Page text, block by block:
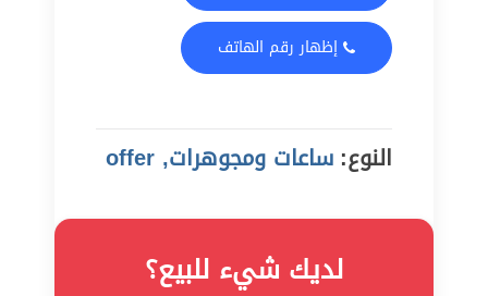
إظهار رقم الهاتف
النوع: ساعات ومجوهرات, offer
لديك شيء للبيع؟